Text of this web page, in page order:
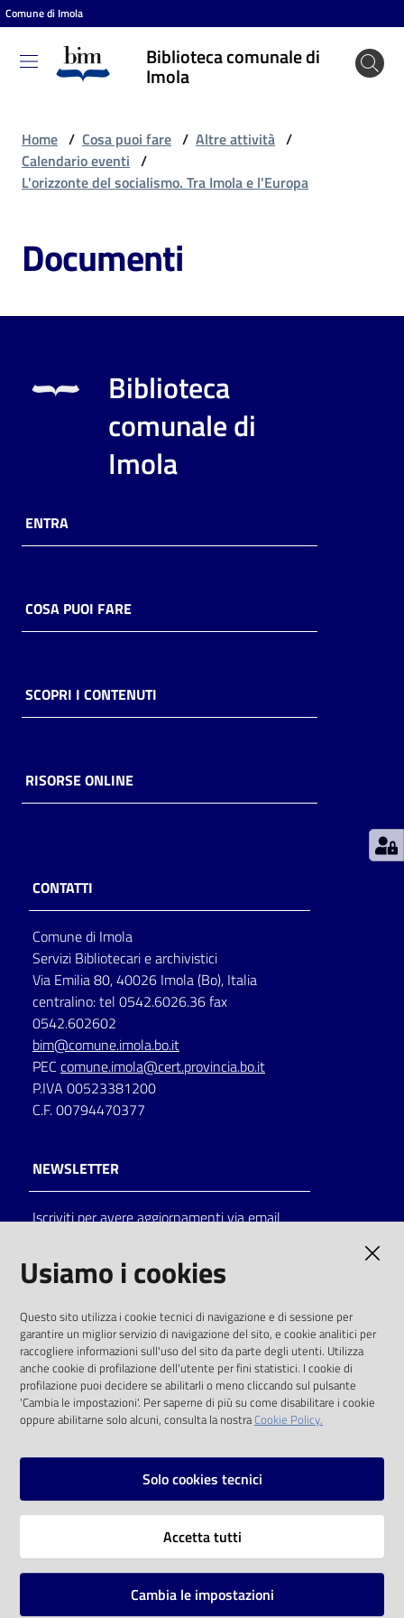
Vai al contenuto
Vai alla navigazione
Vai al footer
Comune di Imola
Biblioteca comunale di
Imola
Biblioteca
comunale
Cosa
fare
Scopri
online
Piani
Decentrate
Seguici
su
on line
Eventi
Chiedi al
bibliotecario
Avvisi
Home / Cosa puoi fare / Altre attività /
Calendario eventi /
L'orizzonte del socialismo. Tra Imola e l'Europa
Documenti
Biblioteca
comunale di
Imola
ENTRA
COSA PUOI FARE
SCOPRI I CONTENUTI
RISORSE ONLINE
CONTATTI
Comune di Imola
Servizi Bibliotecari e archivistici
Via Emilia 80, 40026 Imola (Bo), Italia
centralino: tel 0542.6026.36 fax
0542.602602
bim@comune.imola.bo.it
PEC comune.imola@cert.provincia.bo.it
P.IVA 00523381200
C.F. 00794470377
NEWSLETTER
Iscriviti per avere aggiornamenti via email
solo alle condizioni previste dalla direttiva
comunitaria 2003/98/CE e dal d.lgs. 36/2006
SOCIAL
Instagram
Vai alla pagina
Usiamo i cookies
Questo sito utilizza i cookie tecnici di navigazione e di sessione per
garantire un miglior servizio di navigazione del sito, e cookie analitici per
raccogliere informazioni sull'uso del sito da parte degli utenti. Utilizza
anche cookie di profilazione dell'utente per fini statistici. I cookie di
profilazione puoi decidere se abilitarli o meno cliccando sul pulsante
'Cambia le impostazioni'. Per saperne di più su come disabilitare i cookie
oppure abilitarne solo alcuni, consulta la nostraCookie Policy.
Solo cookies tecnici
Accetta tutti
Cambia le impostazioni